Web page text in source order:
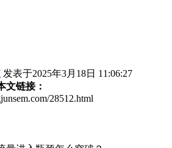
发表于2025年3月18日 11:06:27
文链接：
28512.html